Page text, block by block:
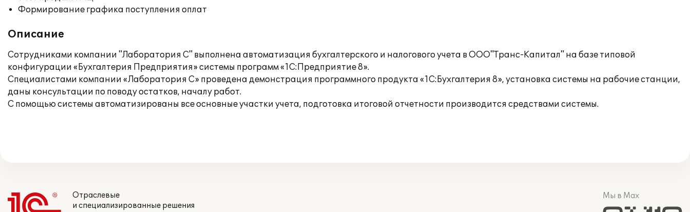
Формирование графика поступления оплат
Описание
Сотрудниками компании "Лаборатория С" выполнена автоматизация бухгалтерского и налогового учета в ООО"Транс-Капитал" на базе типовой
конфигурации «Бухгалтерия Предприятия» системы программ «1С:Предприятие 8».
Специалистами компании «Лаборатория С» проведена демонстрация программного продукта «1С:Бухгалтерия 8», установка системы на рабочие станции,
даны консультации по поводу остатков, началу работ.
С помощью системы автоматизированы все основные участки учета, подготовка итоговой отчетности производится средствами системы.
Отраслевые
и специализированные решения
Мы в Max